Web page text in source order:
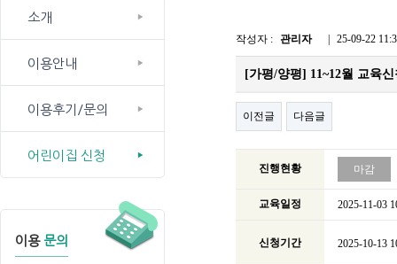
소개
이용안내
이용후기/문의
어린이집 신청
이용 문의
작성자 : 관리자 25-09-22
[가평/양평] 11~12월 교육신
이전글 다음글
진행현황 마감
교육일정 2025-11-03
신청기간 2025-10-13